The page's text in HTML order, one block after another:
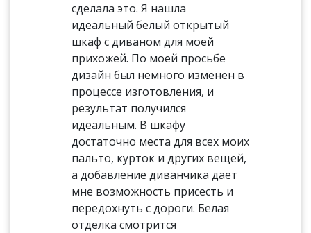
сделала это. Я нашла
идеальный белый открытый
шкаф с диваном для моей
прихожей. По моей просьбе
дизайн был немного изменен в
процессе изготовления, и
результат получился
идеальным. В шкафу
достаточно места для всех моих
пальто, курток и других вещей,
а добавление диванчика дает
мне возможность присесть и
передохнуть с дороги. Белая
отделка смотрится